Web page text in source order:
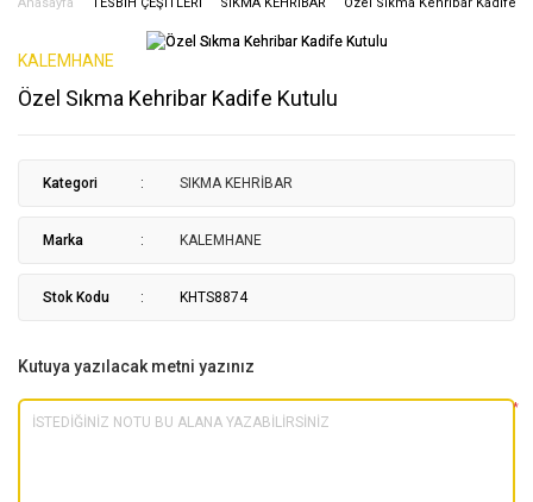
KALEMHANE
Özel Sıkma Kehribar Kadife Kutulu
Kategori SIKMA KEHRİBAR
Marka KALEMHANE
Stok Kodu KHTS8874
Kutuya yazılacak metni yazınız
*